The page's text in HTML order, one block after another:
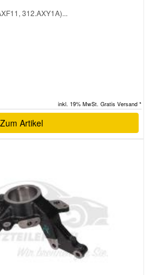
312.AXY1A)...
inkl. 19% MwSt. Gratis Versand *
Zum Artikel